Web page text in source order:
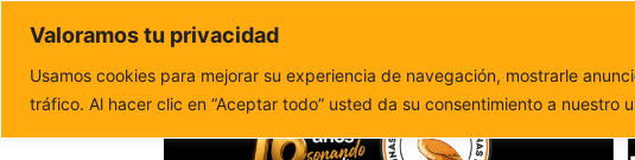
Valoramos tu privacidad
Usamos cookies para mejorar su experiencia de navegación, mostrarle
tráfico. Al hacer clic en “Aceptar todo” usted da su consentimiento a nuestro
Política de privacidad